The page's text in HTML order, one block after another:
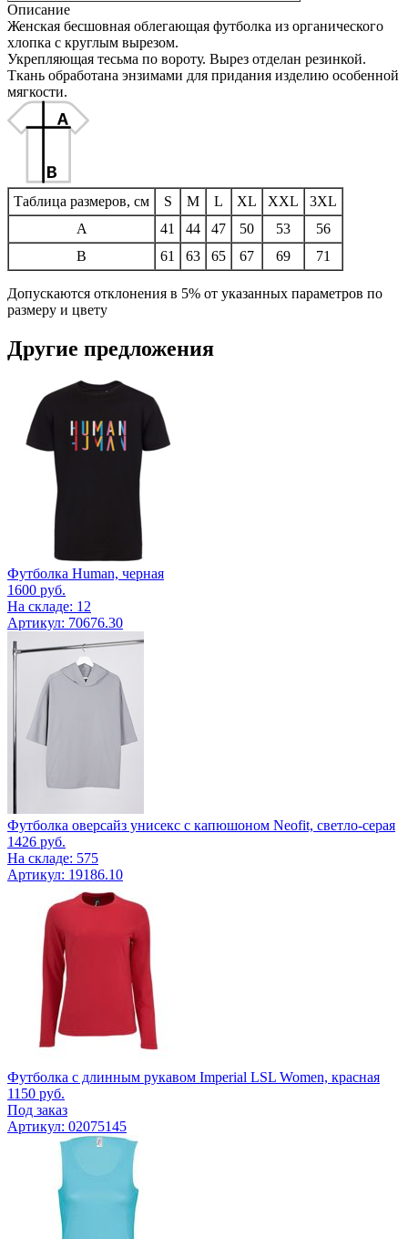
Описание
Женская бесшовная облегающая футболка из органического
хлопка с круглым вырезом.
Укрепляющая тесьма по вороту. Вырез отделан резинкой.
Ткань обработана энзимами для придания изделию особенной
мягкости.
Таблица размеров, см S M L XL XXL
3XL
A
41 44 47 50 53
56
B
61 63 65 67 69 71
Допускаются отклонения в 5% от указанных параметров по
размеру и цвету
Другие предложения
Футболка Human, черная
1600 руб.
На складе: 12
Артикул: 70676.30
Футболка оверсайз унисекс с капюшоном Neofit, светло-серая
1426 руб.
На складе: 575
Артикул: 19186.10
Футболка с длинным рукавом Imperial LSL Women, красная
1150 руб.
Под заказ
Артикул: 02075145